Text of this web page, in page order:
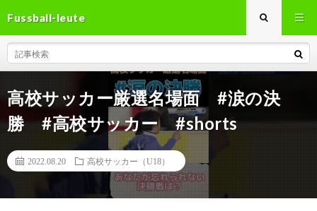
Fussball-leute
高校サッカー厳選名場面 #涙の決
勝 #高校サッカー #shorts
2022.08.20 高校サッカー（U18）